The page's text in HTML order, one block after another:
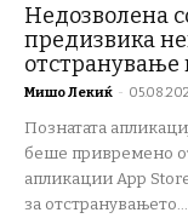
Недозволена
предизвика
отстранување
Мишо Лекиќ -
Познатата
беше привремено
апликации App
за отстранувањето...